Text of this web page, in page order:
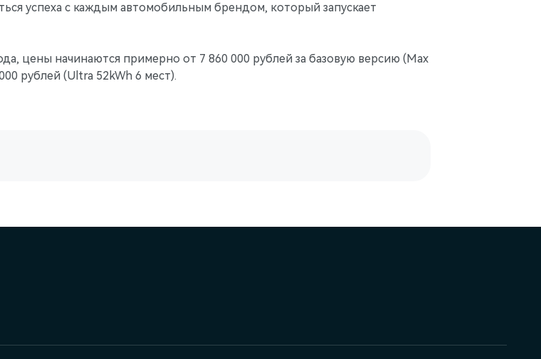
успеха с каждым автомобильным брендом, который запускает
цены начинаются примерно от 7 860 000 рублей за базовую версию (Max
рублей (Ultra 52kWh 6 мест).